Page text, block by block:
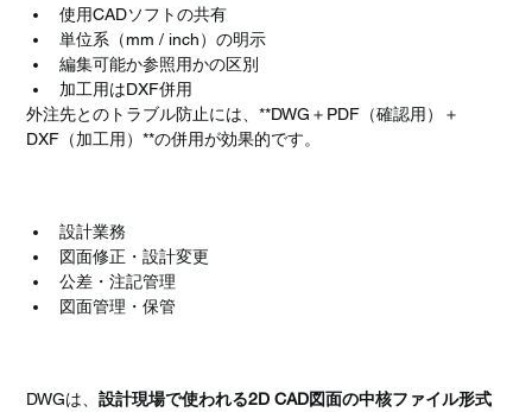
使用CADソフトの共有
単位系（mm / inch）の明示
編集可能か参照用かの区別
加工用はDXF併用
外注先とのトラブル防止には、**DWG＋PDF（確認用）＋
DXF（加工用）**の併用が効果的です。
設計業務
図面修正・設計変更
公差・注記管理
図面管理・保管
DWGは、設計現場で使われる2D CAD図面の中核ファイル形式